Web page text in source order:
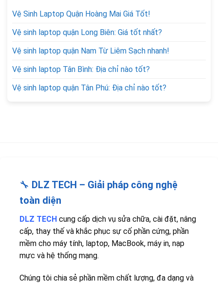
Vệ Sinh Laptop Quận Hoàng Mai Giá Tốt!
Vệ sinh laptop quận Long Biên: Giá tốt nhất?
Vệ sinh laptop quận Nam Từ Liêm Sạch nhanh!
Vệ sinh laptop Tân Bình: Địa chỉ nào tốt?
Vệ sinh laptop quận Tân Phú: Địa chỉ nào tốt?
🔧 DLZ TECH – Giải pháp công nghệ
toàn diện
DLZ TECH cung cấp dịch vụ sửa chữa, cài đặt, nâng
cấp, thay thế và khắc phục sự cố phần cứng, phần
mềm cho máy tính, laptop, MacBook, máy in, nạp
mực và hệ thống mạng.
Chúng tôi chia sẻ phần mềm chất lượng, đa dạng và